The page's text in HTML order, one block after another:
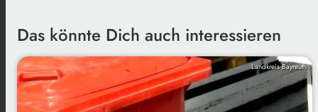
Das könnte Dich auch interessieren
Landkreis Bayreuth